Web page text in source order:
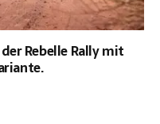
Rebelle Rally mit